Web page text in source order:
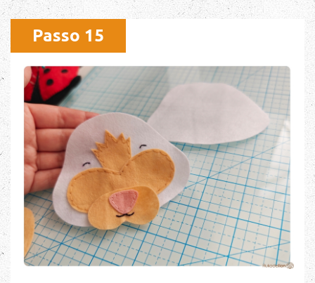
Passo 15